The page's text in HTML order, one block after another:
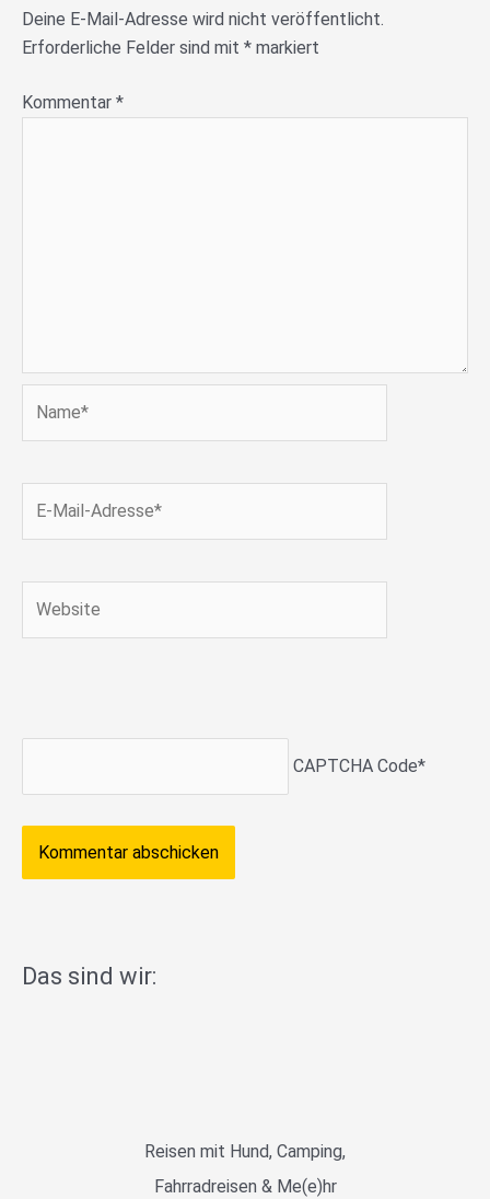
Deine E-Mail-Adresse wird nicht veröffentlicht.
Erforderliche Felder sind mit * markiert
Kommentar *
Mail-
CAPTCHA Code*
Das sind wir:
Reisen mit Hund, Camping,
Fahrradreisen & Me(e)hr